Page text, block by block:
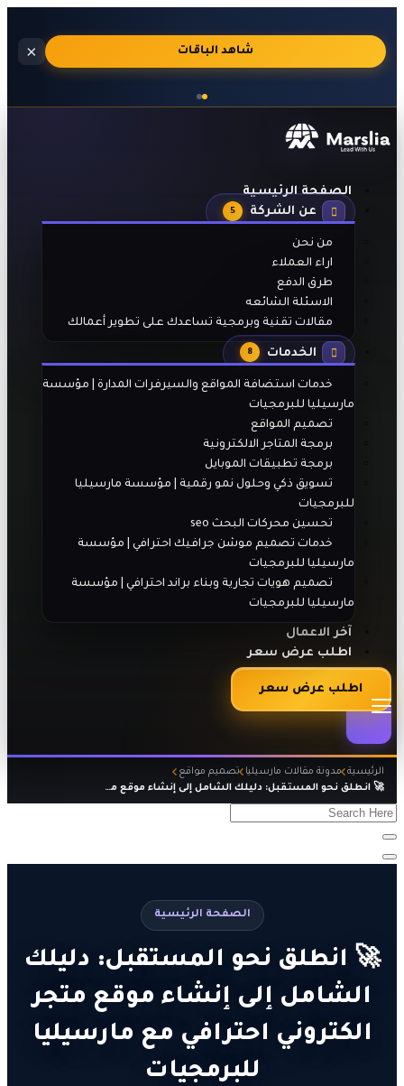
🔥
مع
تفعيل
بعد
الدفع
شاهد الباقات ×
الصفحة الرئيسية
عن الشركة
5
من نحن
اراء العملاء
طرق الدفع
الاسئلة الشائعه
مقالات تقنية وبرمجية تساعدك على تطوير أعمالك
الخدمات 8
خدمات استضافة المواقع والسيرفرات المدارة | مؤسسة
مارسيليا للبرمجيات
تصميم المواقع
برمجة المتاجر الالكترونية
برمجة تطبيقات الموبايل
تسويق ذكي وحلول نمو رقمية | مؤسسة مارسيليا
للبرمجيات
تحسين محركات البحث seo
خدمات تصميم موشن جرافيك احترافي | مؤسسة
مارسيليا للبرمجيات
تصميم هويات تجارية وبناء براند احترافي | مؤسسة
مارسيليا للبرمجيات
آخر الاعمال
اطلب عرض سعر
اطلب عرض سعر
الرئيسية مدونة مقالات مارسيليا تصميم مواقع
🚀 انطلق نحو المستقبل: دليلك الشامل إلى إنشاء موقع متجر الكتروني احترافي مع مارسيليا للبرمجيات
الصفحة الرئيسية
🚀 انطلق نحو المستقبل: دليلك
الشامل إلى إنشاء موقع متجر
الكتروني احترافي مع مارسيليا
للبرمجيات